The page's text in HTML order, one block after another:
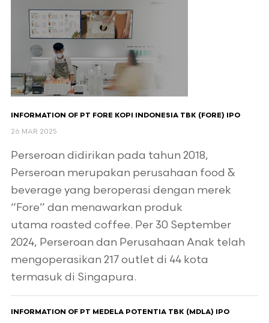
INFORMATION OF PT FORE KOPI INDONESIA TBK (FORE) IPO
26 MAR 2025
Perseroan didirikan pada tahun 2018,
Perseroan merupakan perusahaan food &
beverage yang beroperasi dengan merek
“Fore” dan menawarkan produk
utama roasted coffee. Per 30 September
2024, Perseroan dan Perusahaan Anak telah
mengoperasikan 217 outlet di 44 kota
termasuk di Singapura.
INFORMATION OF PT MEDELA POTENTIA TBK (MDLA) IPO